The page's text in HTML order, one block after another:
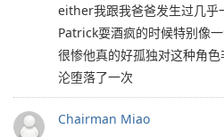
either我跟我爸爸发生过几乎
Patrick耍酒疯的时候特别像
很惨他真的好孤独对这种角
沦堕落了一次
Chairman Miao